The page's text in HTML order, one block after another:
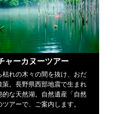
ャーカヌーツアー
枯れの木々の間を抜け、おだ
策。長野県西部地震で生まれ
的な天然湖。自然遺産「自然
アーで、ご案内します。